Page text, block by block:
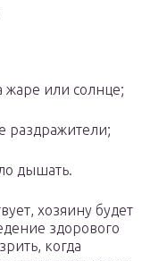
жаре или солнце;
раздражители;
дышать.
хозяину будет
здорового
когда